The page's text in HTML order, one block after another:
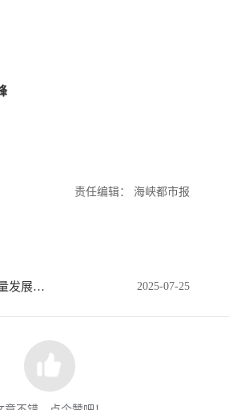
责任编辑： 海峡都市报
我为福建高质量发展献策 2025-07-25